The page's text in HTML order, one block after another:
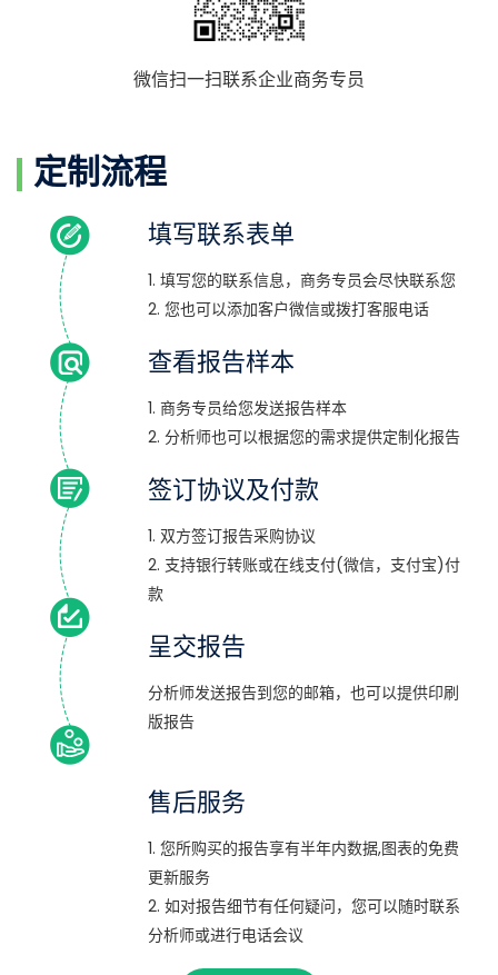
微信扫一扫联系企业商务专员
定制流程
填写联系表单
1. 填写您的联系信息，商务专员会尽快联系您
2. 您也可以添加客户微信或拨打客服电话
查看报告样本
1. 商务专员给您发送报告样本
2. 分析师也可以根据您的需求提供定制化报告
签订协议及付款
1. 双方签订报告采购协议
2. 支持银行转账或在线支付(微信，支付宝)付
款
呈交报告
分析师发送报告到您的邮箱，也可以提供印刷
版报告
售后服务
1. 您所购买的报告享有半年内数据,图表的免费
更新服务
2. 如对报告细节有任何疑问，您可以随时联系
分析师或进行电话会议